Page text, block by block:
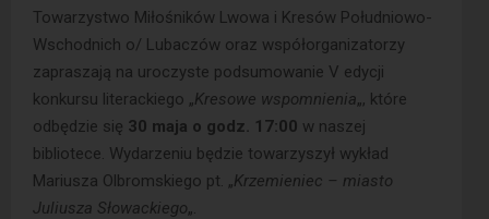
Towarzystwo Miłośników Lwowa i Kresów Południowo-
Wschodnich o/ Lubaczów oraz współorganizatorzy
zapraszają na uroczyste podsumowanie V edycji
konkursu literackiego „Kresowe wspomnienia„, które
odbędzie się 30 maja o godz. 17:00 w naszej
bibliotece. Wydarzeniu będzie towarzyszył wykład
Mariusza Olbromskiego pt. „Krzemieniec – miasto
Juliusza Słowackiego„.